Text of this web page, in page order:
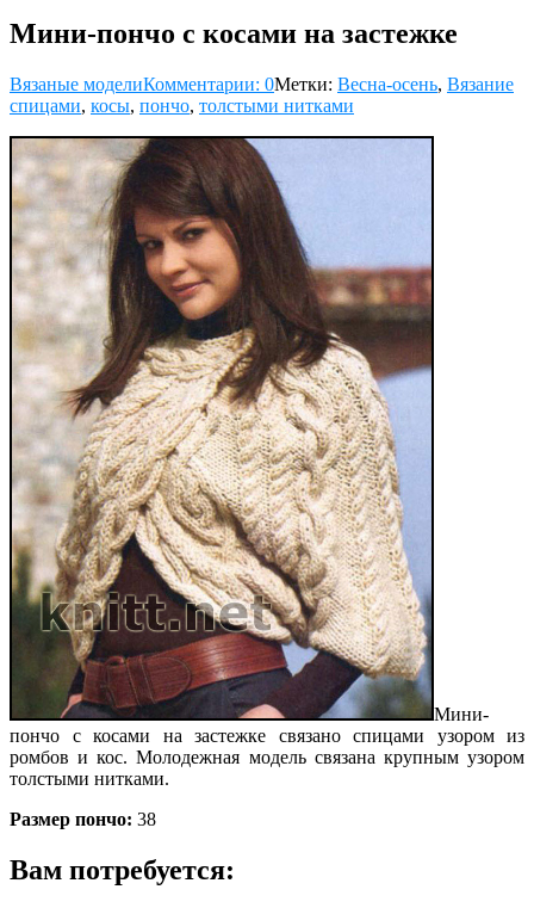
Мини-пончо с косами на застежке
Вязаные моделиКомментарии: 0Метки: Весна-осень, Вязание
спицами, косы, пончо, толстыми нитками
Мини-
пончо с косами на застежке связано спицами узором из
ромбов и кос. Молодежная модель связана крупным узором
толстыми нитками.
Размер пончо: 38
Вам потребуется: